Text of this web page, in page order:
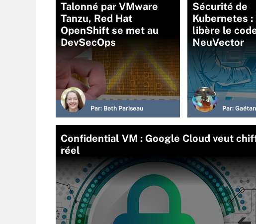
Talonné par VMware
Tanzu, Red Hat
OpenShift se met au
DevSecOps
Par: Beth Pariseau
Sécurité de
Kubernetes :
libère le
NeuVector
Par:
Confidential VM : Google Cloud veut
réel